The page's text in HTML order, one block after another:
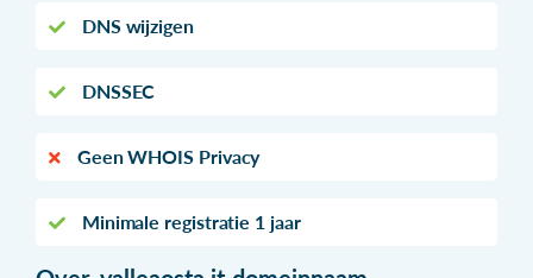
DNS wijzigen
DNSSEC
Geen WHOIS Privacy
Minimale registratie 1 jaar